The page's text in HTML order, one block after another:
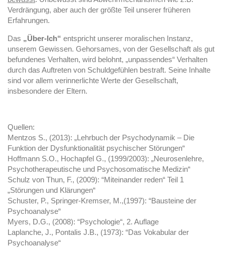
Verdrängung, aber auch der größte Teil unserer früheren
Erfahrungen.
Das „Über-Ich“ entspricht unserer moralischen Instanz,
unserem Gewissen. Gehorsames, von der Gesellschaft als gut
befundenes Verhalten, wird belohnt, „unpassendes“ Verhalten
durch das Auftreten von Schuldgefühlen bestraft. Seine Inhalte
sind vor allem verinnerlichte Werte der Gesellschaft,
insbesondere der Eltern.
Quellen:
Mentzos S., (2013): „Lehrbuch der Psychodynamik – Die
Funktion der Dysfunktionalität psychischer Störungen“
Hoffmann S.O., Hochapfel G., (1999/2003): „Neurosenlehre,
Psychotherapeutische und Psychosomatische Medizin“
Schulz von Thun, F., (2009): “Miteinander reden“ Teil 1
„Störungen und Klärungen“
Schuster, P., Springer-Kremser, M.,(1997): “Bausteine der
Psychoanalyse“
Myers, D.G., (2008): “Psychologie“, 2. Auflage
Laplanche, J., Pontalis J.B., (1973): “Das Vokabular der
Psychoanalyse“